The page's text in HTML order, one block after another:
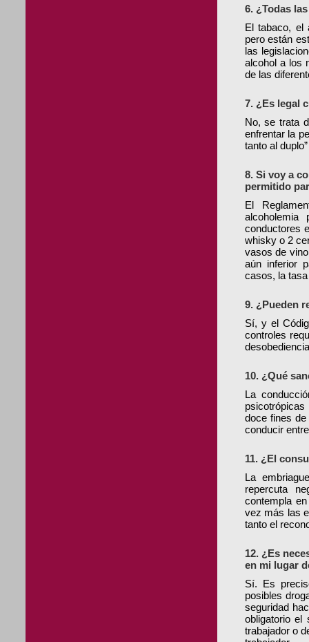
6. ¿Todas
El tabaco, el
pero están
las
alcohol a los
de las
7. ¿Es legal
No, se trata
enfrentar la
tanto al
8. Si voy a
permitido
El
conductores
whisky o 2
vasos de
aún inferior
casos, la
9. ¿Pueden
Sí, y el
controles
10. ¿Qué
La
doce fines
conducir
11. ¿El
La
repercuta
contempla
vez más las
tanto el
12. ¿Es
en mi lugar
Sí. Es
posibles
seguridad
obligatorio el
trabajador o